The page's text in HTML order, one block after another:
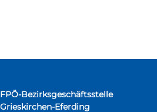
FPÖ-Bezirksgeschäftsstelle
Grieskirchen-Eferding